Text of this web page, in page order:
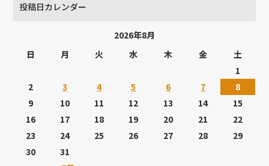
投稿日カレンダー
2026年8月
日
月 火 水 木 金 土
1
2
3 4 5 6 7
8
9
10 11 12 13 14
15
16
17 18 19 20 21
22
23
24 25 26 27 28
29
30
31